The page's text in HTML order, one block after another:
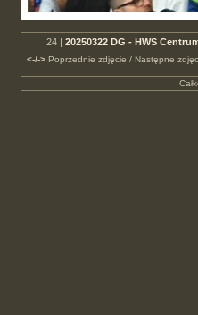
24 | 20250322 DG - HWS
<-/->Poprzednie zdjęcie / Następne